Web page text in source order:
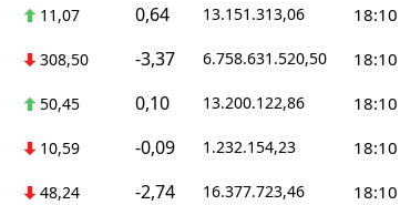
11,07 0,64 13.151.313,06 18:10
308,50 -3,37 6.758.631.520,50 18:10
50,45 0,10 13.200.122,86 18:10
10,59 -0,09 1.232.154,23 18:10
48,24 -2,74 16.377.723,46 18:10